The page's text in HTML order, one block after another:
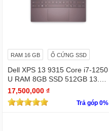
RAM 16 GB Ổ CỨNG SSD
Dell XPS 13 9315 Core i7-1250
U RAM 8GB SSD 512GB 13.4"
4K Touchscreen
17,500,000 ₫
Trả góp 0%